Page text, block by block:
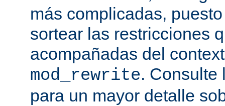
más complicadas,
sortear las restricciones
acompañadas del
mod_rewrite.
para un mayor detalle